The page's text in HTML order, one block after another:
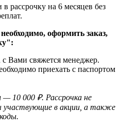
рассрочку на 6 месяцев без
оформить заказ,
с Вами свяжется менеджер.
приехать с паспортом
10 000 ₽. Рассрочка не
участвующие в акции, а также